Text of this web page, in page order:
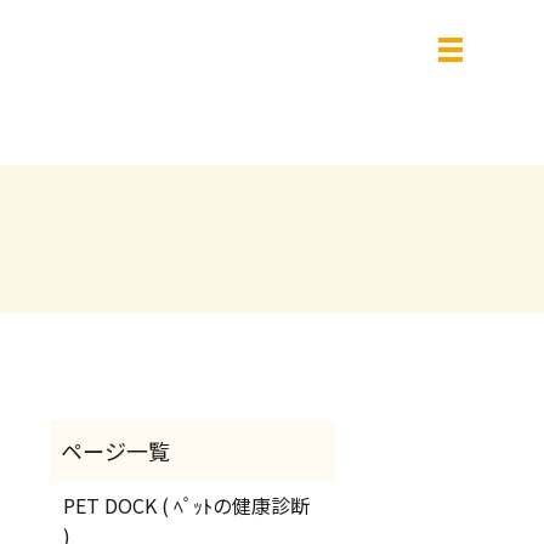
PET DOCK ( ﾍﾟｯﾄの健康診断
)